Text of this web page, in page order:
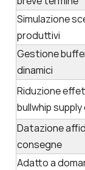
Simulazione
produttivi
Gestione
dinamici
Riduzione
bullwhip supply
Datazione
consegne
Adatto a